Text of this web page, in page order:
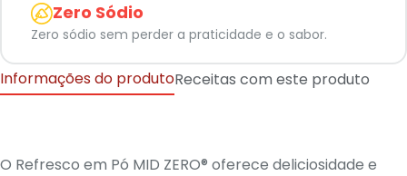
Zero Sódio
Zero sódio sem perder a praticidade e o sabor.
Informações do produtoReceitas com este produto
O Refresco em Pó MID ZERO® oferece deliciosidade e